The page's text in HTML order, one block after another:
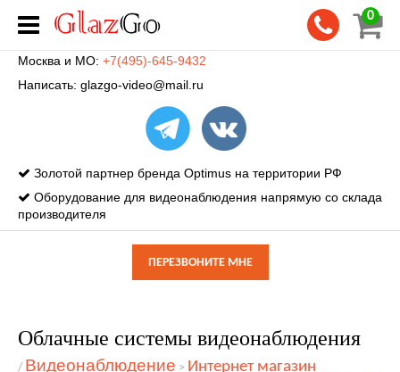
0
Москва и МО: +7(495)-645-9432
Написать: glazgo-video@mail.ru
Золотой партнер бренда Optimus на территории РФ
Оборудование для видеонаблюдения напрямую со склада
производителя
ПЕРЕЗВОНИТЕ МНЕ
Облачные системы видеонаблюдения
/ Видеонаблюдение > Интернет магазин